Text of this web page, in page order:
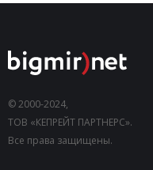
© 2000-2024,
ТОВ «КЕПРЕЙТ ПАРТНЕРС».
Все права защищены.